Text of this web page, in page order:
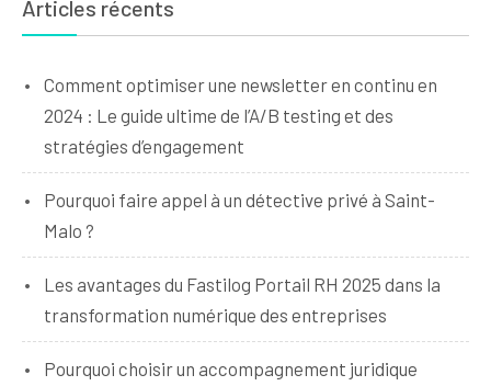
Articles récents
Comment optimiser une newsletter en continu en
2024 : Le guide ultime de l’A/B testing et des
stratégies d’engagement
Pourquoi faire appel à un détective privé à Saint-
Malo ?
Les avantages du Fastilog Portail RH 2025 dans la
transformation numérique des entreprises
Pourquoi choisir un accompagnement juridique